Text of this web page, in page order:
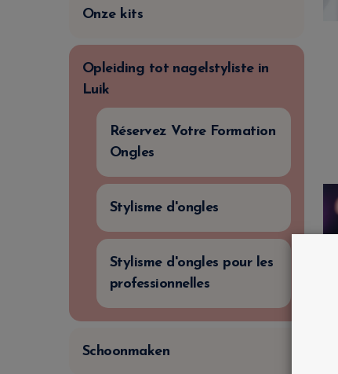
Onze kits
Opleiding tot nagelstyliste in
Luik
Réservez Votre Formation
Ongles
Stylisme d'ongles
Stylisme d'ongles pour les
professionnelles
Schoonmaken